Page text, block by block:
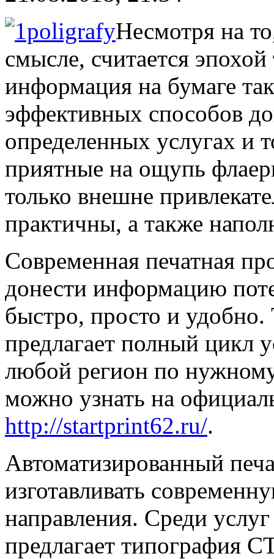
Несмотря на
смысле, считается
информация на бумаге
эффективных способов
определенных услугах и
приятные на ощупь
только внешне
практичны, а также
Современная печатная
донести информацию
быстро, просто и
предлагает полный цикл
любой регион по
можно узнать на
http://startprint62.ru/.
Автоматизированный
изготавливать
направления. Среди
предлагает